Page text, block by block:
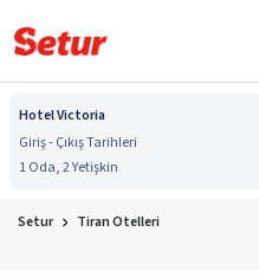
Hotel Victoria
Giriş - Çıkış Tarihleri
1 Oda, 2 Yetişkin
Setur Tiran Otelleri